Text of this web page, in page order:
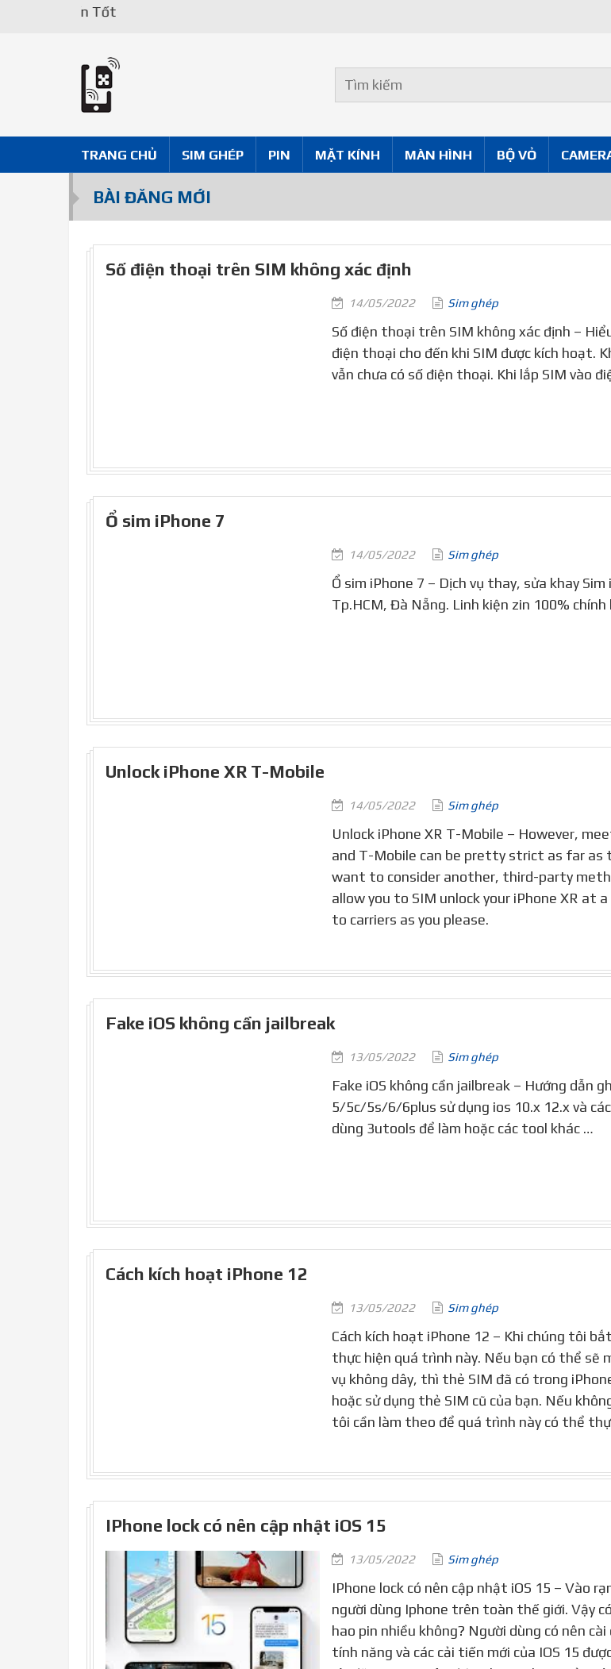
TRANG CHỦ SIM GHÉP PIN MẶT KÍNH MÀN HÌNH BỘ VỎ
BÀI ĐĂNG MỚI
Số điện thoại trên SIM không xác định
14/05/2022 Sim ghép
Số điện thoại trên SIM không xác định –
điện thoại cho đến khi SIM được kích hoạt.
vẫn chưa có số điện thoại. Khi lắp SIM vào
Ổ sim iPhone 7
14/05/2022 Sim ghép
Ổ sim iPhone 7 – Dịch vụ thay, sửa khay
Tp.HCM, Đà Nẵng. Linh kiện zin 100%
Unlock iPhone XR T-Mobile
14/05/2022 Sim ghép
Unlock iPhone XR T-Mobile – However,
and T-Mobile can be pretty strict as far
want to consider another, third-party
allow you to SIM unlock your iPhone XR at
to carriers as you please.
Fake iOS không cần jailbreak
13/05/2022 Sim ghép
Fake iOS không cần jailbreak – Hướng dẫn
5/5c/5s/6/6plus sử dụng ios 10.x 12.x và
dùng 3utools để làm hoặc các tool khác …
Cách kích hoạt iPhone 12
13/05/2022 Sim ghép
Cách kích hoạt iPhone 12 – Khi chúng tôi
thực hiện quá trình này. Nếu bạn có thể sẽ
vụ không dây, thì thẻ SIM đã có trong
hoặc sử dụng thẻ SIM cũ của bạn. Nếu
tôi cần làm theo để quá trình này có thể
IPhone lock có nên cập nhật iOS 15
13/05/2022 Sim ghép
IPhone lock có nên cập nhật iOS 15 – Vào
người dùng Iphone trên toàn thế giới. Vậy có
hao pin nhiều không? Người dùng có nên
tính năng và các cải tiến mới của IOS 15